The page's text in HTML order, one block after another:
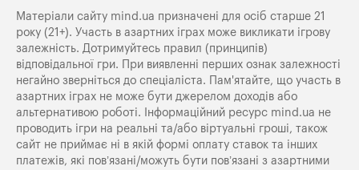
Матеріали сайту mind.ua призначені для осіб старше 21
року (21+). Участь в азартних іграх може викликати ігрову
залежність. Дотримуйтесь правил (принципів)
відповідальної гри. При виявленні перших ознак залежності
негайно зверніться до спеціаліста. Пам'ятайте, що участь в
азартних іграх не може бути джерелом доходів або
альтернативою роботі. Інформаційний ресурс mind.ua не
проводить ігри на реальні та/або віртуальні гроші, також
сайт не приймає ні в якій формі оплату ставок та інших
платежів, які пов’язані/можуть бути пов’язані з азартними